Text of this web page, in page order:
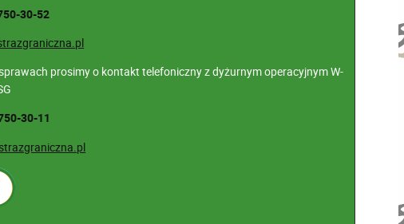
30-52
prosimy o kontakt telefoniczny z dyżurnym operacyjnym W-
30-11